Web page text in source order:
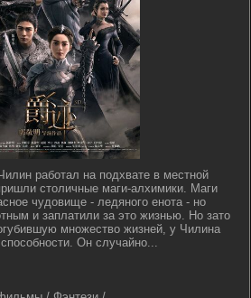
работал на подхвате в местной
столичные маги-алхимики. Маги
чудовище - ледяного енота - но
и заплатили за это жизнью. Но зато
множество жизней, у Чилина
Он случайно...